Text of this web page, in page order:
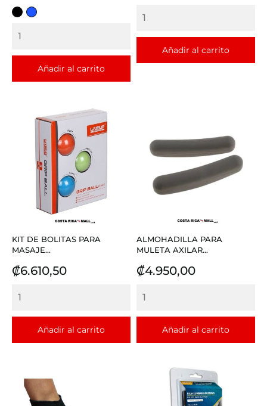
NEGRO
AZUL
Añadir al carrito
Añadir al carrito
KIT DE BOLITAS PARA
MASAJE...
Precio
₡6.610,50
Añadir al carrito
ALMOHADILLA PARA
MULETA AXILAR...
Precio
₡4.950,00
Añadir al carrito